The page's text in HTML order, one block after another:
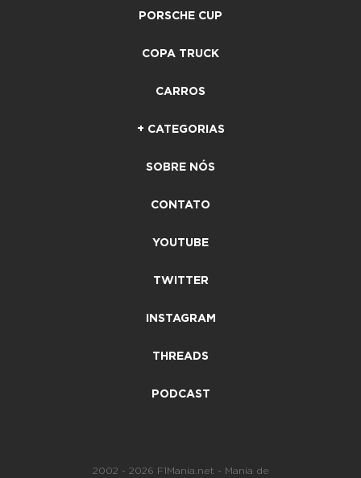
PORSCHE CUP
COPA TRUCK
CARROS
+ CATEGORIAS
SOBRE NÓS
CONTATO
YOUTUBE
TWITTER
INSTAGRAM
THREADS
PODCAST
2002 - 2026 F1Mania.net - Mania de